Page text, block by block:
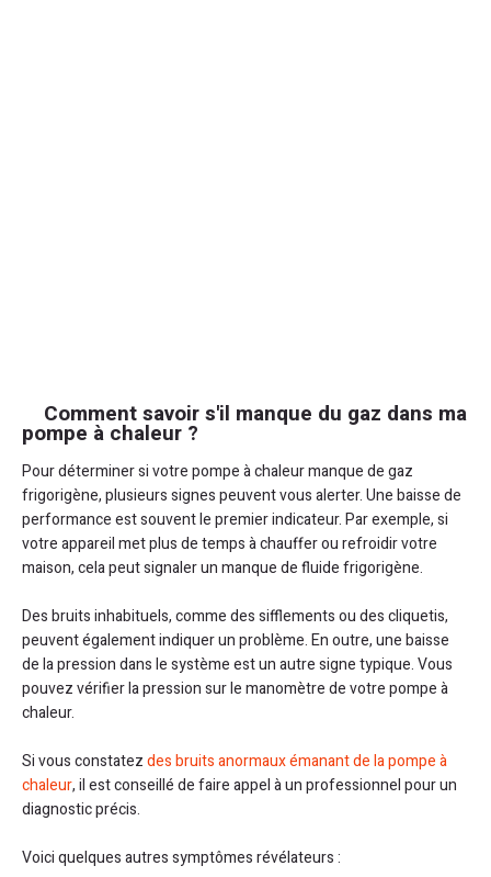
Comment savoir s'il manque du gaz dans ma
pompe à chaleur ?
Pour déterminer si votre pompe à chaleur manque de gaz
frigorigène, plusieurs signes peuvent vous alerter. Une baisse de
performance est souvent le premier indicateur. Par exemple, si
votre appareil met plus de temps à chauffer ou refroidir votre
maison, cela peut signaler un manque de fluide frigorigène.
Des bruits inhabituels, comme des sifflements ou des cliquetis,
peuvent également indiquer un problème. En outre, une baisse
de la pression dans le système est un autre signe typique. Vous
pouvez vérifier la pression sur le manomètre de votre pompe à
chaleur.
Si vous constatezdes bruits anormaux émanant de la pompe à
chaleur, il est conseillé de faire appel à un professionnel pour un
diagnostic précis.
Voici quelques autres symptômes révélateurs :